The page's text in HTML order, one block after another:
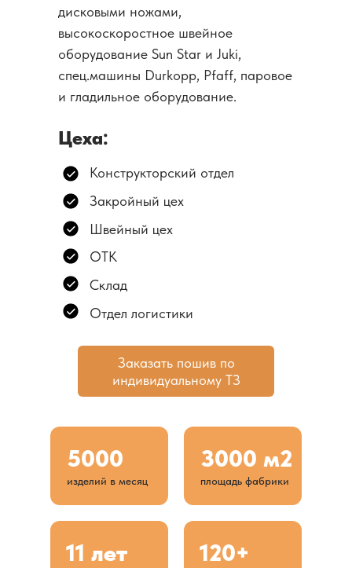
дисковыми ножами,
высокоскоростное швейное
оборудование Sun Star и Juki,
спец.машины Durkopp, Pfaff, паровое
и гладильное оборудование.
Конструкторский отдел
Закройный цех
Швейный цех
ОТК
Склад
Отдел логистики
Цеха:
Заказать пошив по
индивидуальному ТЗ
5000
изделий в месяц
3000 м2
площадь фабрики
11 лет 120+